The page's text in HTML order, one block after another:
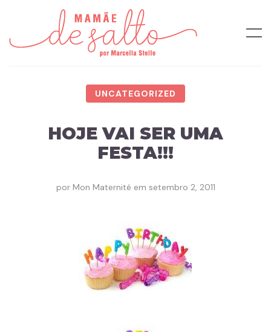
UNCATEGORIZED
HOJE VAI SER UMA
FESTA!!!
por Mon Maternité em setembro 2, 2011